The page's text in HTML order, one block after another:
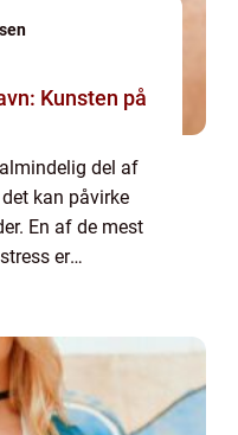
Kunsten på
del af
kan påvirke
En af de mest
er